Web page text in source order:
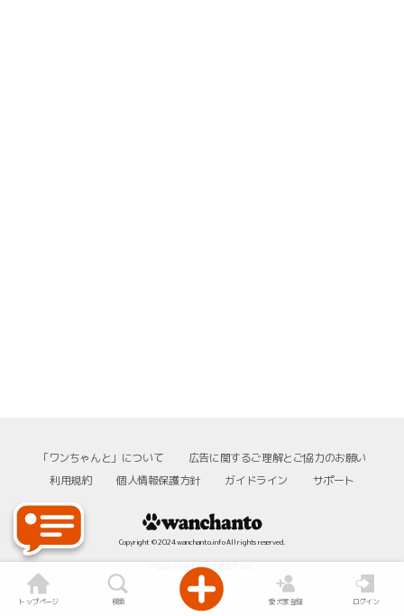
「ワンちゃんと」について
広告に関するご理解とご協力のお願い
利用規約
個人情報保護方針 ガイドライン サポート
Copyright © 2024 wanchanto.info All rights reserved.
Powered by SIDEBY inc.
トップページ 検索 愛犬家登録 ログイン